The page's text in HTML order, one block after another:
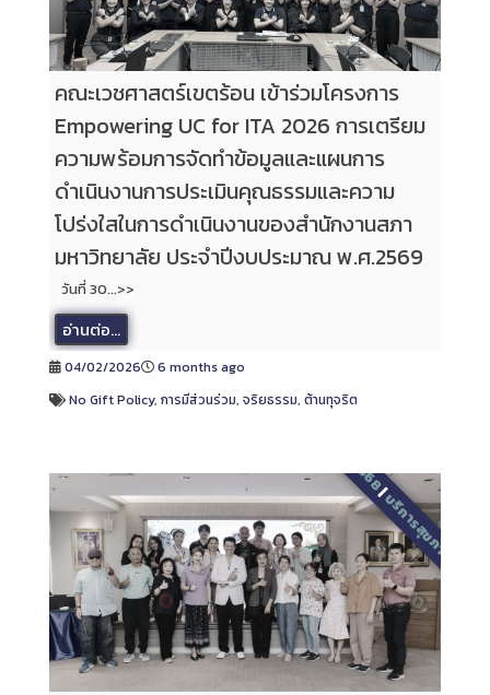
คณะเวชศาสตร์เขตร้อน เข้าร่วมโครงการ
Empowering UC for ITA 2026 การเตรียม
ความพร้อมการจัดทำข้อมูลและแผนการ
ดำเนินงานการประเมินคุณธรรมและความ
โปร่งใสในการดำเนินงานของสำนักงานสภา
มหาวิทยาลัย ประจำปีงบประมาณ พ.ศ.2569
วันที่ 30...>>
อ่านต่อ...
04/02/2026
6 months ago
No Gift Policy, การมีส่วนร่วม, จริยธรรม, ต้านทุจริต
2568
|
บริการสุขภาพ